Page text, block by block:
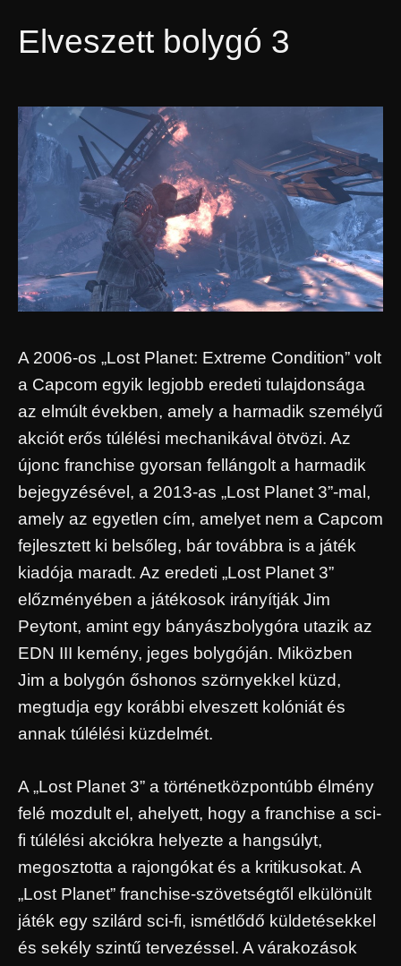
Elveszett bolygó 3
A 2006-os „Lost Planet: Extreme Condition” volt
a Capcom egyik legjobb eredeti tulajdonsága
az elmúlt években, amely a harmadik személyű
akciót erős túlélési mechanikával ötvözi. Az
újonc franchise gyorsan fellángolt a harmadik
bejegyzésével, a 2013-as „Lost Planet 3”-mal,
amely az egyetlen cím, amelyet nem a Capcom
fejlesztett ki belsőleg, bár továbbra is a játék
kiadója maradt. Az eredeti „Lost Planet 3”
előzményében a játékosok irányítják Jim
Peytont, amint egy bányászbolygóra utazik az
EDN III kemény, jeges bolygóján. Miközben
Jim a bolygón őshonos szörnyekkel küzd,
megtudja egy korábbi elveszett kolóniát és
annak túlélési küzdelmét.
A „Lost Planet 3” a történetközpontúbb élmény
felé mozdult el, ahelyett, hogy a franchise a sci-
fi túlélési akciókra helyezte a hangsúlyt,
megosztotta a rajongókat és a kritikusokat. A
„Lost Planet” franchise-szövetségtől elkülönült
játék egy szilárd sci-fi, ismétlődő küldetésekkel
és sekély szintű tervezéssel. A várakozások